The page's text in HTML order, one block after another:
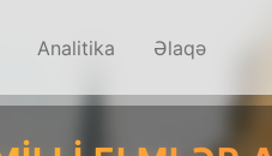
Analitika Əlaqə